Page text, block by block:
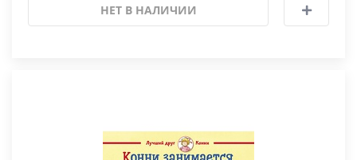
НЕТ В НАЛИЧИИ